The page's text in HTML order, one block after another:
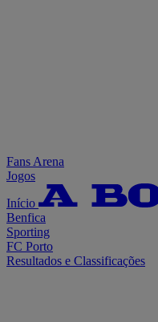
Fans Arena
Jogos
Início
Benfica
Sporting
FC Porto
Resultados e Classificações